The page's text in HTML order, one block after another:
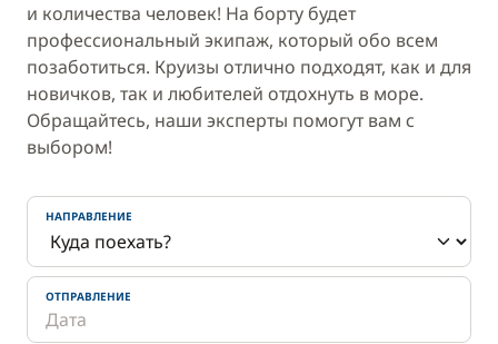
и количества человек! На борту будет
профессиональный экипаж, который обо всем
позаботиться. Круизы отлично подходят, как и для
новичков, так и любителей отдохнуть в море.
Обращайтесь, наши эксперты помогут вам с
выбором!
НАПРАВЛЕНИЕ
ОТПРАВЛЕНИЕ